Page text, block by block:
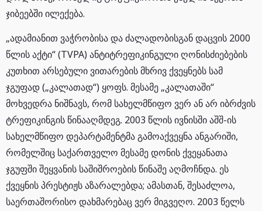
ჯიბეებში ილექება.
„ადამიანით ვაჭრობისა და ძალადობისგან დაცვის 2000
წლის აქტი“ (TVPA) ანტიტრეფიკინგული ღონისძიებების
კუთხით არსებული ვითარების მხრივ ქვეყნებს სამ
ჯგუფად („კალათად“) ყოფს. მესამე „კალათაში“
მოხვედრა ნიშნავს, რომ სახელმწიფო ვერ ან არ იბრძვის
ტრეფიკინგის წინააღმდეგ. 2003 წლის ივნისში აშშ-ის
სახელმწიფო დეპარტამენტმა გამოაქვეყნა ანგარიში,
რომელშიც საქართველო მესამე დონის ქვეყანათა
ჯგუფში შეყვანის საშიშროების წინაშე აღმოჩნდა. ეს
ქვეყნის პრესტიჟს აზარალებდა; ამასთან, შესაძლოა,
საერთაშორისო დახმარებაც ვერ მიგვეღო. 2003 წელს